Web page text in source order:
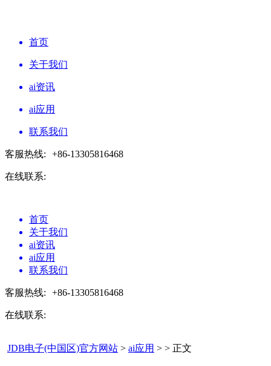
首页
关于我们
ai资讯
ai应用
联系我们
客服热线: +86-13305816468
在线联系:
首页
关于我们
ai资讯
ai应用
联系我们
客服热线: +86-13305816468
在线联系:
JDB电子(中国区)官方网站 > ai应用 > > 正文